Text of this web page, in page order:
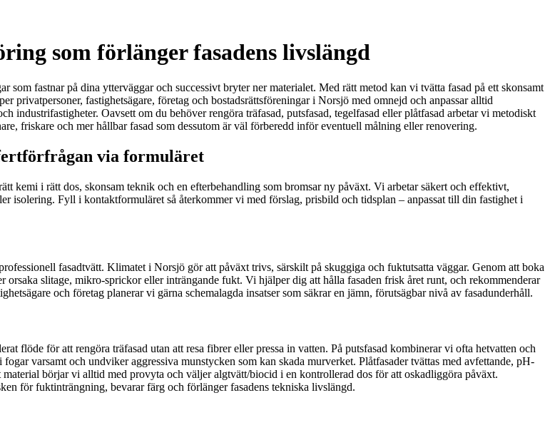
som förlänger fasadens livslängd
fastnar på dina ytterväggar och successivt bryter ner materialet. Med rätt metod kan vi tvätta fasad på ett skonsamt
privatpersoner, fastighetsägare, företag och bostadsrättsföreningar i Norsjö med omnejd och anpassar alltid
Oavsett om du behöver rengöra träfasad, putsfasad, tegelfasad eller plåtfasad arbetar vi metodiskt
friskare och mer hållbar fasad som dessutom är väl förberedd inför eventuell målning eller renovering.
via formuläret
kemi i rätt dos, skonsam teknik och en efterbehandling som bromsar ny påväxt. Vi arbetar säkert och effektivt,
isolering. Fyll i kontaktformuläret så återkommer vi med förslag, prisbild och tidsplan – anpassat till din fastighet i
fasadtvätt. Klimatet i Norsjö gör att påväxt trivs, särskilt på skuggiga och fuktutsatta väggar. Genom att boka
slitage, mikro-sprickor eller inträngande fukt. Vi hjälper dig att hålla fasaden frisk året runt, och rekommenderar
och företag planerar vi gärna schemalagda insatser som säkrar en jämn, förutsägbar nivå av fasadunderhåll.
flöde för att rengöra träfasad utan att resa fibrer eller pressa in vatten. På putsfasad kombinerar vi ofta hetvatten och
varsamt och undviker aggressiva munstycken som kan skada murverket. Plåtfasader tvättas med avfettande, pH-
börjar vi alltid med provyta och väljer algtvätt/biocid i en kontrollerad dos för att oskadliggöra påväxt.
för fuktinträngning, bevarar färg och förlänger fasadens tekniska livslängd.